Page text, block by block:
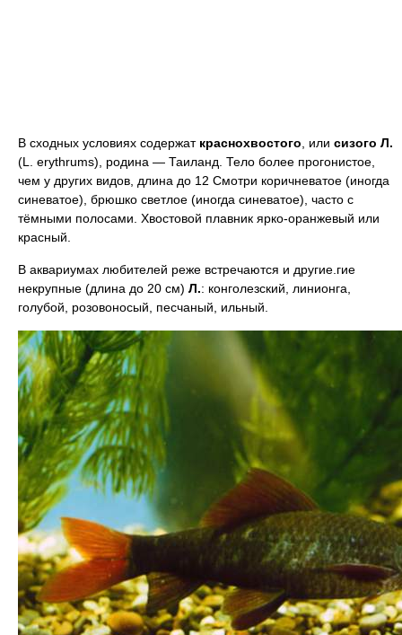
В сходных условиях содержат краснохвостого , или сизого Л.
(L. erythrums), родина — Таиланд. Тело более прогонистое,
чем у других видов, длина до 12 Смотри коричневатое (иногда
синеватое), брюшко светлое (иногда синеватое), часто с
тёмными полосами. Хвостовой плавник ярко-оранжевый или
красный.
В аквариумах любителей реже встречаются и другие.гие
некрупные (длина до 20 см) Л.: конголезский, линионга,
голубой, розовоносый, песчаный, ильный.